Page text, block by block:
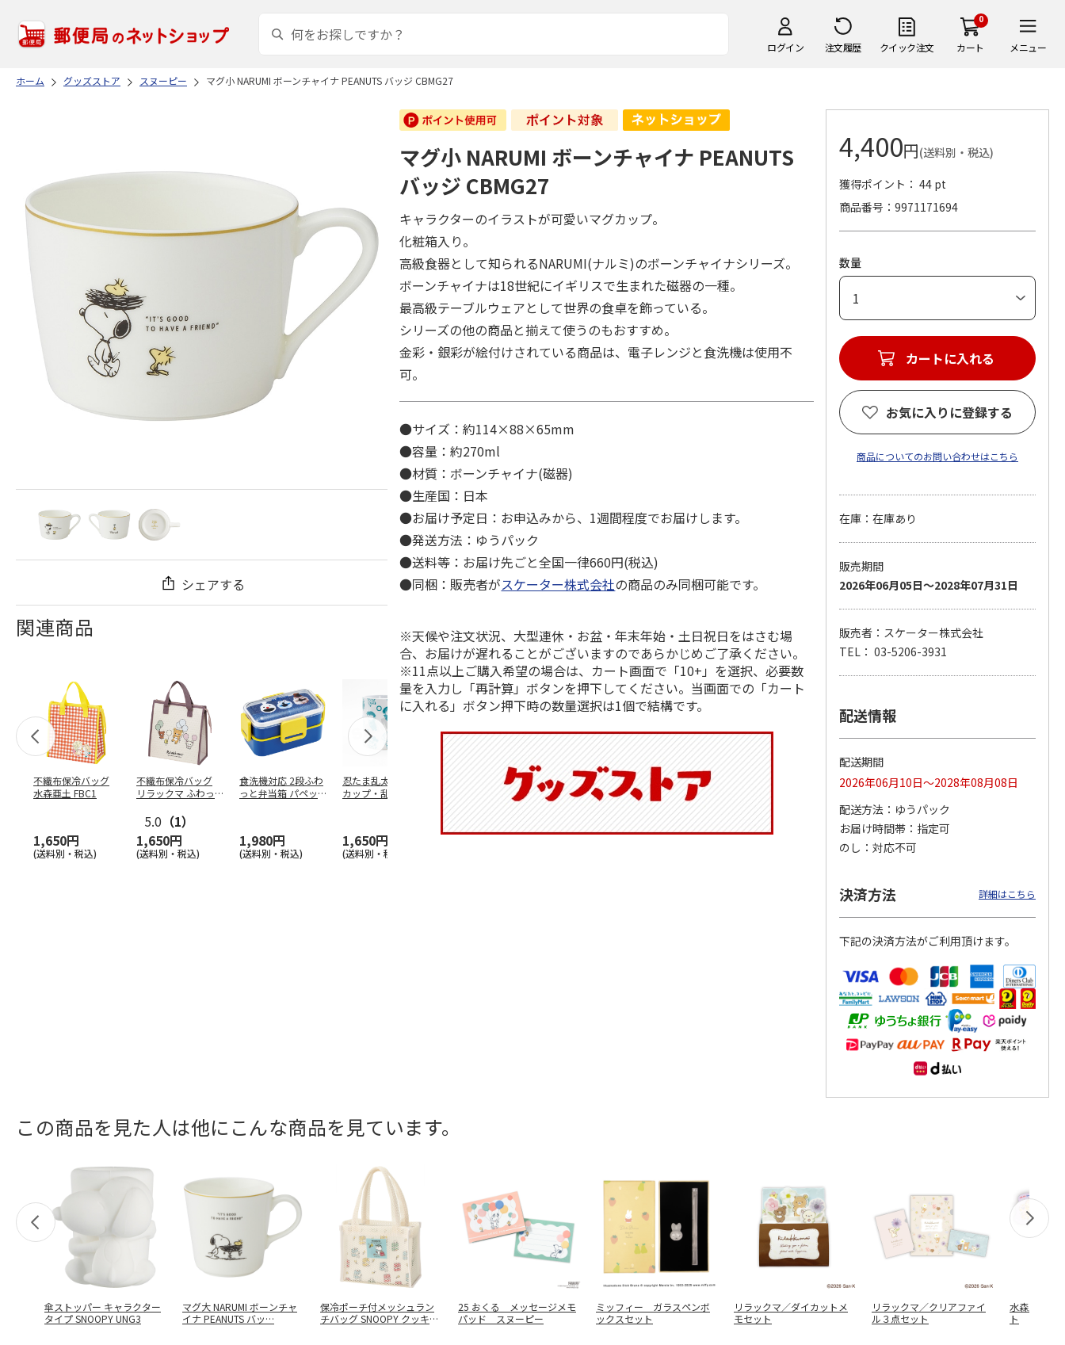
ログイン 注文履歴 クイック注文
0
カート メニュー
ホーム グッズストア スヌーピー マグ小 NARUMI ボーンチャイナ PEANUTS バッジ CBMG27
シェアする
関連商品
不織布保冷バッグ
水森亜土 FBC1
1,650円
(送料別・税込)
不織布保冷バッグ
リラックマ ふわっ
5.0 （1）
1,650円
(送料別・税込)
食洗機対応 2段ふわ
っと弁当箱 パペッ
1,980円
(送料別・税込)
忍たま乱太郎 マグ
カップ・乱太郎・き
1,650円
(送料別・税込)
抗菌食洗機対応 ふ
わっと弁当箱 530ml
水森亜土 PF
1,760円
陶器ダイカットマグ
カップ ポムポムプ
リン CHMGD4
2,970円
マスコット入りドリ
ンクボトル ハロー
キティ PSPR5MC
3,300円
パペットスンスン
R…
1,485円
コーデュロイ生地ラ
キティ KCOB2
2,200円
(送料別・税込)
八角形ステンレスマ
マグ小 NARUMI ボーンチャイナ PEANUTS
バッジ CBMG27
キャラクターのイラストが可愛いマグカップ。
化粧箱入り。
高級食器として知られるNARUMI(ナルミ)のボーンチャイナシリーズ。
ボーンチャイナは18世紀にイギリスで生まれた磁器の一種。
最高級テーブルウェアとして世界の食卓を飾っている。
シリーズの他の商品と揃えて使うのもおすすめ。
金彩・銀彩が絵付けされている商品は、電子レンジと食洗機は使用不
可。
●サイズ：約114×88×65mm
●容量：約270ml
●材質：ボーンチャイナ(磁器)
●生産国：日本
●お届け予定日：お申込みから、1週間程度でお届けします。
●発送方法：ゆうパック
●送料等：お届け先ごと全国一律660円(税込)
●同梱：販売者がスケーター株式会社の商品のみ同梱可能です。
※天候や注文状況、大型連休・お盆・年末年始・土日祝日をはさむ場
合、お届けが遅れることがございますのであらかじめご了承ください。
※11点以上ご購入希望の場合は、カート画面で「10+」を選択、必要数
量を入力し「再計算」ボタンを押下してください。当画面での「カート
に入れる」ボタン押下時の数量選択は1個で結構です。
4,400円(送料別・税込)
獲得ポイント： 44 pt
商品番号
9971171694
数量
カートに入れる
お気に入りに登録する
商品についてのお問い合わせはこちら
在庫：在庫あり
販売期間
2026年06月05日～2028年07月31日
販売者：スケーター株式会社
TEL： 03-5206-3931
配送情報
配送期間
2026年06月10日～2028年08月08日
配送方法
ゆうパック
お届け時間帯
指定可
のし
対応不可
決済方法 詳細はこちら
下記の決済方法がご利用頂けます。
この商品を見た人は他にこんな商品を見ています。
傘ストッパー キャラクター
タイプ SNOOPY UNG3
マグ大 NARUMI ボーンチャ
イナ PEANUTS バッ…
保冷ポーチ付メッシュラン
チバッグ SNOOPY クッキー
25 おくる メッセージメモ
パッド スヌーピー
ミッフィー ガラスペンボ
ックスセット
リラックマ／ダイカットメ
モセット
リラックマ／クリアファイ
ル３点セット
水森亜土／
ト